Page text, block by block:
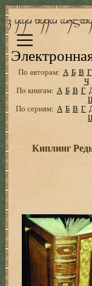
По авторам: А Б В Г
Ч
По книгам: А Б В Г
По сериям: А Б В Г
Киплинг